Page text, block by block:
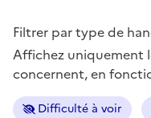
Filtrer par type de
Affichez uniquement
concernent, en
Difficulté à voir